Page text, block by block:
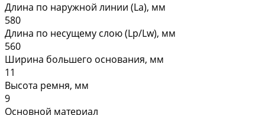
Длина по наружной линии (La), мм
580
Длина по несущему слою (Lp/Lw), мм
560
Ширина большего основания, мм
11
Высота ремня, мм
9
Основной материал